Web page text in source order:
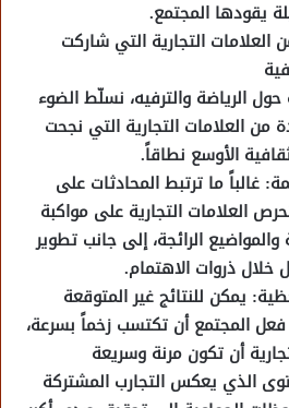
يقودها المجتمع.
التجارية التي شاركت
حول الرياضة والترفيه، نسلّط الضوء
من العلامات التجارية التي نجحت
الأوسع نطاقاً.
غالباً ما ترتبط المحادثات على
العلامات التجارية على مواكبة
والمواضيع الرائجة، إلى جانب تطوير
ذروات الاهتمام.
يمكن للنتائج غير المتوقعة
فعل المجتمع أن تكتسب زخماً بسرعة،
أن تكون مرنة وسريعة
الذي يعكس التجارب المشتركة